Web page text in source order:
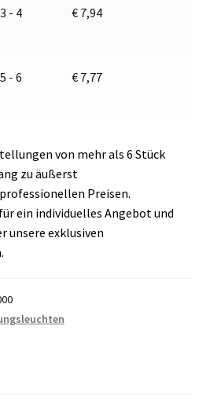
e
3 - 4 € 7,94
5 - 6 € 7,77
von mehr als 6 Stück
zu äußerst
Preisen.
ein individuelles Angebot und
unsere exklusiven